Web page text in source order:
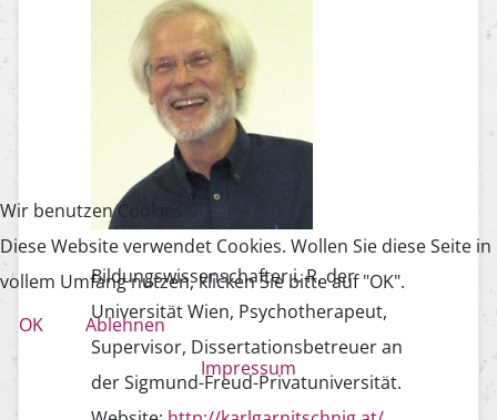
Bildungswissenschafter i. R. der
Universität Wien, Psychotherapeut,
Supervisor, Dissertations­betreuer an
der Sigmund-Freud-Privatuniversität.
Wir benutzen Cookies
Diese Website verwendet Cookies. Wollen Sie diese Seite in
vollem Umfang nutzen, klicken Sie bitte auf "OK".
OK
Ablehnen
Impressum